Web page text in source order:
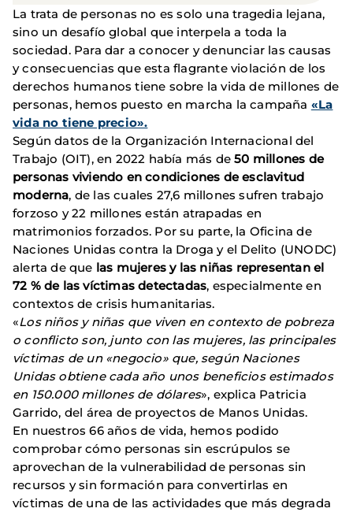
La trata de personas no es solo una tragedia lejana,
sino un desafío global que interpela a toda la
sociedad. Para dar a conocer y denunciar las causas
y consecuencias que esta flagrante violación de los
derechos humanos tiene sobre la vida de millones de
personas, hemos puesto en marcha la campaña «La
vida no tiene precio».
Según datos de la Organización Internacional del
Trabajo (OIT), en 2022 había más de50 millones de
personas viviendo en condiciones de esclavitud
moderna, de las cuales 27,6 millones sufren trabajo
forzoso y 22 millones están atrapadas en
matrimonios forzados. Por su parte, la Oficina de
Naciones Unidas contra la Droga y el Delito (UNODC)
alerta de que las mujeres y las niñas representan el
72 % de las víctimas detectadas, especialmente en
contextos de crisis humanitarias.
«Los niños y niñas que viven en contexto de pobreza
o conflicto son, junto con las mujeres, las principales
víctimas de un «negocio» que, según Naciones
Unidas obtiene cada año unos beneficios estimados
en 150.000 millones de dólares», explica Patricia
Garrido, del área de proyectos de Manos Unidas.
En nuestros 66 años de vida, hemos podido
comprobar cómo personas sin escrúpulos se
aprovechan de la vulnerabilidad de personas sin
recursos y sin formación para convertirlas en
víctimas de una de las actividades que más degrada